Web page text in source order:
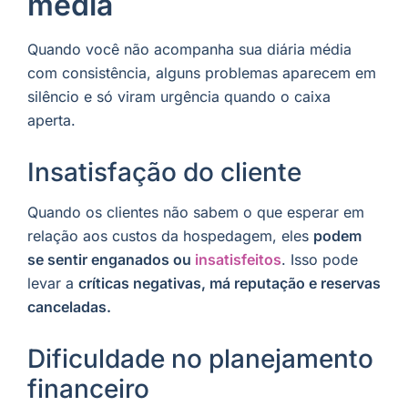
Quando você não acompanha sua diária média
com consistência, alguns problemas aparecem em
silêncio e só viram urgência quando o caixa
aperta.
Insatisfação do cliente
Quando os clientes não sabem o que esperar em
relação aos custos da hospedagem, eles podem
se sentir enganados ou insatisfeitos. Isso pode
levar a críticas negativas, má reputação e reservas
canceladas.
Dificuldade no planejamento
financeiro